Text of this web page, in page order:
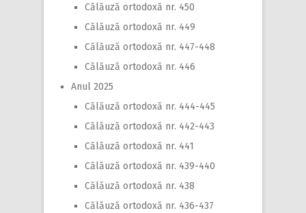
Călăuză ortodoxă nr. 450
Călăuză ortodoxă nr. 449
Călăuză ortodoxă nr. 447-448
Călăuză ortodoxă nr. 446
Anul 2025
Călăuză ortodoxă nr. 444-445
Călăuză ortodoxă nr. 442-443
Călăuză ortodoxă nr. 441
Călăuză ortodoxă nr. 439-440
Călăuză ortodoxă nr. 438
Călăuză ortodoxă nr. 436-437